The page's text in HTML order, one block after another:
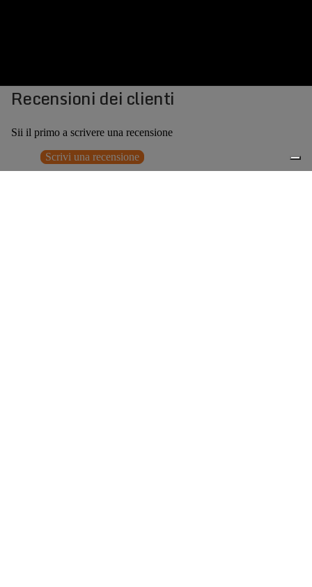
Recensioni dei clienti
Sii il primo a scrivere una recensione
Scrivi una recensione